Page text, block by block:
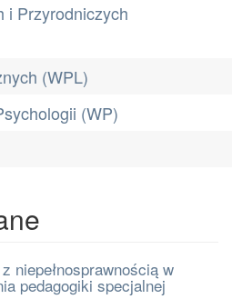
i Przyrodniczych
(WPL)
(WP)
niepełnosprawnością w
pedagogiki specjalnej